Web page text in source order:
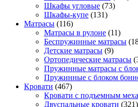
Шкафы угловые (73)
Шкафы-купе (131)
Матрасы (116)
Матрасы в рулоне (11)
Беспружинные матрасы
Детские матрасы (9)
Ортопедические матрасы
Пружинные матрасы с
Пружинные с блоком
Кровати (467)
Кровати с подъемным
Двуспальные кровати (321)